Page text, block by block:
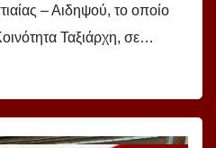
– Αιδηψού, το οποίο
Ταξιάρχη, σε…